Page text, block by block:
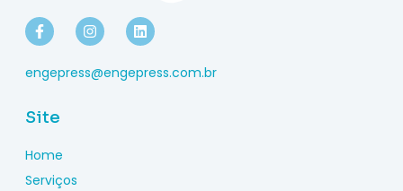
engepress@engepress.com.br
Site
Home
Serviços